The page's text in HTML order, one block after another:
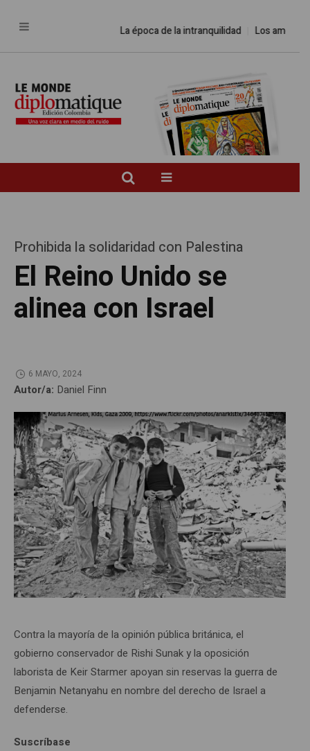
La época de la intranquilidad Los amos del
Prohibida la solidaridad con Palestina
El Reino Unido se
alinea con Israel
6 MAYO, 2024
Autor/a: Daniel Finn
Contra la mayoría de la opinión pública británica, el
gobierno conservador de Rishi Sunak y la oposición
laborista de Keir Starmer apoyan sin reservas la guerra de
Benjamin Netanyahu en nombre del derecho de Israel a
defenderse.
Suscríbase